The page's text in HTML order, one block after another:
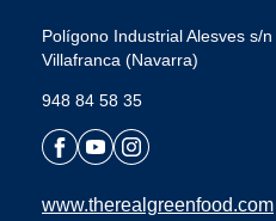
Polígono Industrial Alesves s/
Villafranca (Navarra)
948 84 58 35
www.therealgreenfood.com